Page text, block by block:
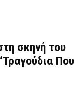
σκηνή του
Που